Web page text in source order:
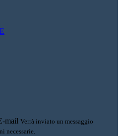
mail Verrà inviato un messaggio
necessarie.